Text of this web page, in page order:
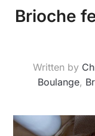
Brioche
Written by
Boulange,